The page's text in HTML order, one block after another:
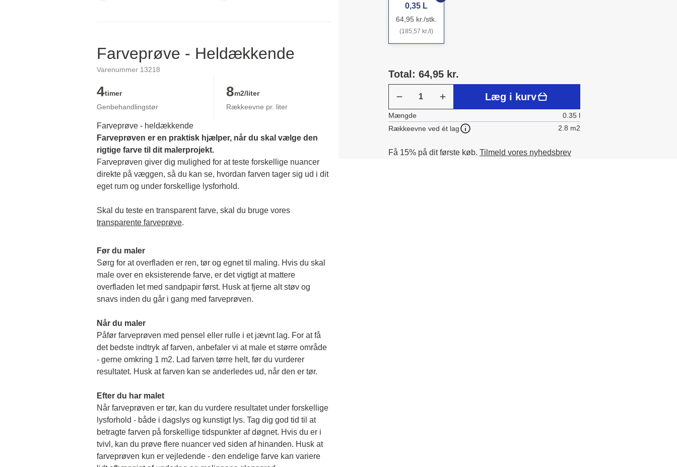
Farveprøve - Heldækkende
Varenummer 13218
4timer
Genbehandlingstør
8m2/liter
Rækkeevne pr. liter
Farveprøve - heldækkende
Farveprøven er en praktisk hjælper, når du skal vælge den
rigtige farve til dit malerprojekt.
Farveprøven giver dig mulighed for at teste forskellige nuancer
direkte på væggen, så du kan se, hvordan farven tager sig ud i dit
eget rum og under forskellige lysforhold.
transparente farveprøve.
Før du maler
Sørg for at overfladen er ren, tør og egnet til maling. Hvis du skal
male over en eksisterende farve, er det vigtigt at mattere
overfladen let med sandpapir først. Husk at fjerne alt støv og
snavs inden du går i gang med farveprøven.
Når du maler
Påfør farveprøven med pensel eller rulle i et jævnt lag. For at få
det bedste indtryk af farven, anbefaler vi at male et større område
- gerne omkring 1 m2. Lad farven tørre helt, før du vurderer
resultatet. Husk at farven kan se anderledes ud, når den er tør.
Efter du har malet
Når farveprøven er tør, kan du vurdere resultatet under forskellige
lysforhold - både i dagslys og kunstigt lys. Tag dig god tid til at
betragte farven på forskellige tidspunkter af døgnet. Hvis du er i
tvivl, kan du prøve flere nuancer ved siden af hinanden. Husk at
farveprøven kun er vejledende - den endelige farve kan variere
0,35 L
64,95 kr./stk.
(185,57 kr./l)
Total: 64,95 kr.
Læg i kurv
Mængde
0.35 l
Rækkeevne ved ét lag
2.8 m2
Få 15% på dit første køb. Tilmeld vores nyhedsbrev